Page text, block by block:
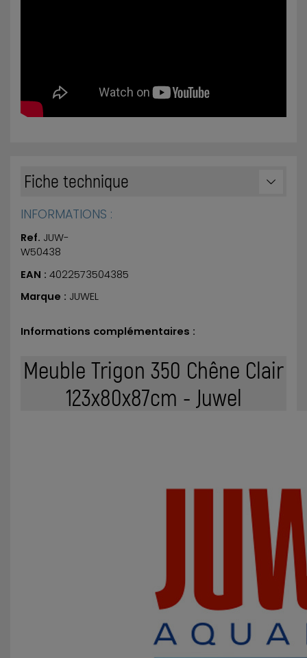
Fiche technique
INFORMATIONS :
Ref. JUW-
W50438
EAN : 4022573504385
Marque : JUWEL
Informations complémentaires :
Meuble Trigon 350 Chêne Clair
123x80x87cm - Juwel